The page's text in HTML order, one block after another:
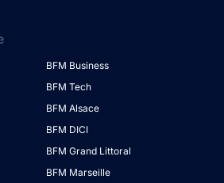
BFM Business
BFM Tech
BFM Alsace
BFM DICI
BFM Grand Littoral
BFM Marseille